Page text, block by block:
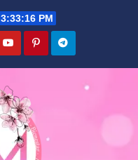
3:33:18 PM